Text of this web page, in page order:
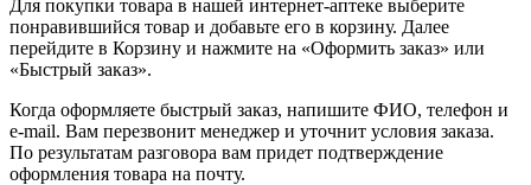
Для покупки товара в нашей интернет-аптеке выберите
понравившийся товар и добавьте его в корзину. Далее
перейдите в Корзину и нажмите на «Оформить заказ» или
«Быстрый заказ».
Когда оформляете быстрый заказ, напишите ФИО, телефон и
e-mail. Вам перезвонит менеджер и уточнит условия заказа.
По результатам разговора вам придет подтверждение
оформления товара на почту.